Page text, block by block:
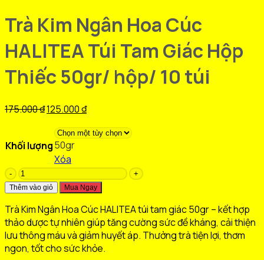
Trà Kim Ngân Hoa Cúc
HALITEA Túi Tam Giác Hộp
Thiếc 50gr/ hộp/ 10 túi
175.000₫Giá
là:
175.000 ₫.
125.000₫Giá
tại
Khối lượng50gr
Xóa
Trà
Kim
Ngân
Hoa
Cúc
HALITEA
Túi
Thêm vào giỏ Mua Ngay
Trà Kim Ngân Hoa Cúc HALITEA túi tam giác 50gr – kết hợp
thảo dược tự nhiên giúp tăng cường sức đề kháng, cải thiện
lưu thông máu và giảm huyết áp. Thưởng trà tiện lợi, thơm
ngon, tốt cho sức khỏe.